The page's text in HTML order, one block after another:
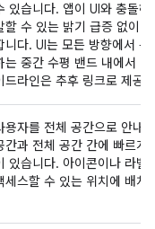
있습니다. 앱이 UI와 충돌
할 수 있는 밝기 급증 없이
니다. UI는 모든 방향에서
는 중간 수평 밴드 내에서
드라인은 추후 링크로 제공
용자를 전체 공간으로 안내
간과 전체 공간 간에 빠르게
있습니다. 아이콘이나 라벨
세스할 수 있는 위치에 배치